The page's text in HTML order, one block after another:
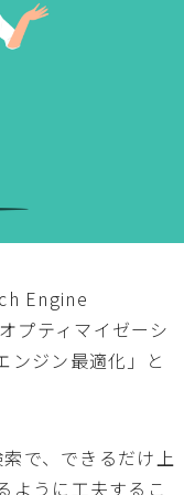
Engine
プティマイゼーシ
ンジン最適化」と
で、できるだけ上
ように工夫するこ